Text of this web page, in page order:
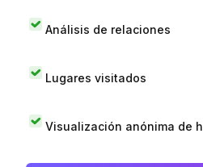
Análisis de relaciones
Lugares visitados
Visualización anónima de